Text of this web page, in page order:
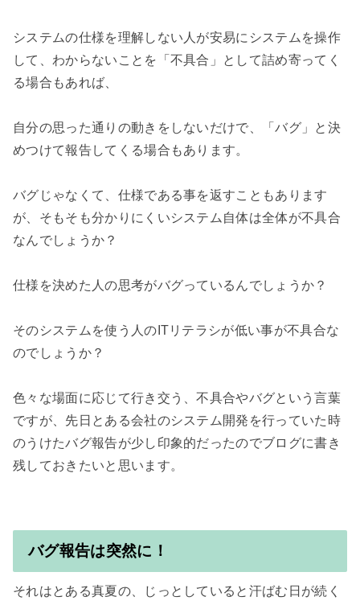
システムの仕様を理解しない人が安易にシステムを操作
して、わからないことを「不具合」として詰め寄ってく
る場合もあれば、
自分の思った通りの動きをしないだけで、「バグ」と決
めつけて報告してくる場合もあります。
バグじゃなくて、仕様である事を返すこともあります
が、そもそも分かりにくいシステム自体は全体が不具合
なんでしょうか？
仕様を決めた人の思考がバグっているんでしょうか？
そのシステムを使う人のITリテラシが低い事が不具合な
のでしょうか？
色々な場面に応じて行き交う、不具合やバグという言葉
ですが、先日とある会社のシステム開発を行っていた時
のうけたバグ報告が少し印象的だったのでブログに書き
バグ報告は突然に！
それはとある真夏の、じっとしていると汗ばむ日が続く